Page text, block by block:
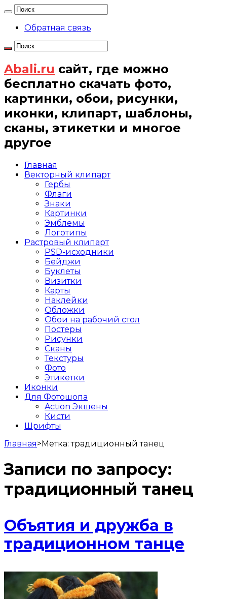
Обратная связь
Abali.ru сайт, где можно
бесплатно скачать фото,
картинки, обои, рисунки,
иконки, клипарт, шаблоны,
сканы, этикетки и многое
другое
Главная
Векторный клипарт
Гербы
Флаги
Знаки
Картинки
Эмблемы
Логотипы
Растровый клипарт
PSD-исходники
Бейджи
Буклеты
Визитки
Карты
Наклейки
Обложки
Обои на рабочий стол
Постеры
Рисунки
Сканы
Текстуры
Фото
Этикетки
Иконки
Для Фотошопа
Action Экшены
Кисти
Шрифты
Главная>Метка:традиционный танец
Записи по запросу:
традиционный танец
Объятия и дружба в
традиционном танце